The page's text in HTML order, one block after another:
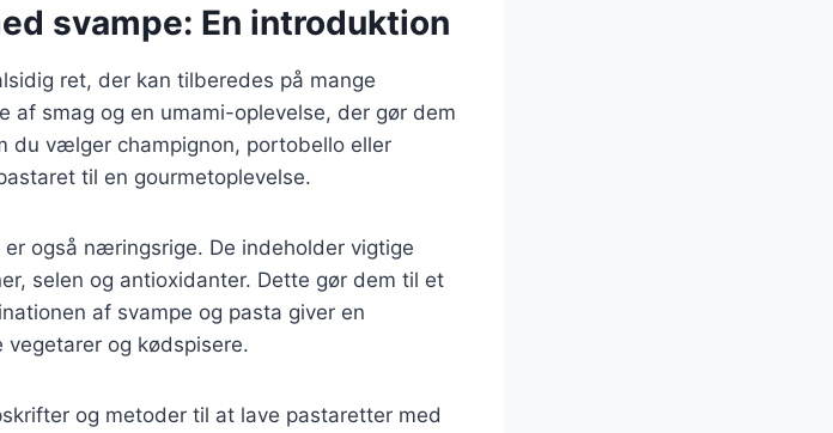
svampe: En introduktion
ret, der kan tilberedes på mange
af smag og en umami-oplevelse, der gør dem
du vælger champignon, portobello eller
til en gourmetoplevelse.
også næringsrige. De indeholder vigtige
selen og antioxidanter. Dette gør dem til et
af svampe og pasta giver en
og kødspisere.
og metoder til at lave pastaretter med